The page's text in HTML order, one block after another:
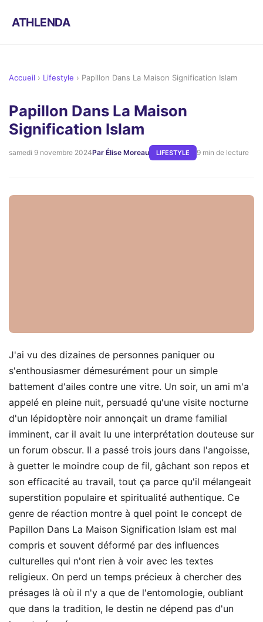
ATHLENDA
Accueil › Lifestyle › Papillon Dans La Maison Signification Islam
Papillon Dans La Maison
Signification Islam
samedi 9 novembre 2024Par Élise Moreau LIFESTYLE 9 min de lecture
J'ai vu des dizaines de personnes paniquer ou
s'enthousiasmer démesurément pour un simple
battement d'ailes contre une vitre. Un soir, un ami m'a
appelé en pleine nuit, persuadé qu'une visite nocturne
d'un lépidoptère noir annonçait un drame familial
imminent, car il avait lu une interprétation douteuse sur
un forum obscur. Il a passé trois jours dans l'angoisse,
à guetter le moindre coup de fil, gâchant son repos et
son efficacité au travail, tout ça parce qu'il mélangeait
superstition populaire et spiritualité authentique. Ce
genre de réaction montre à quel point le concept de
Papillon Dans La Maison Signification Islam est mal
compris et souvent déformé par des influences
culturelles qui n'ont rien à voir avec les textes
religieux. On perd un temps précieux à chercher des
présages là où il n'y a que de l'entomologie, oubliant
que dans la tradition, le destin ne dépend pas d'un